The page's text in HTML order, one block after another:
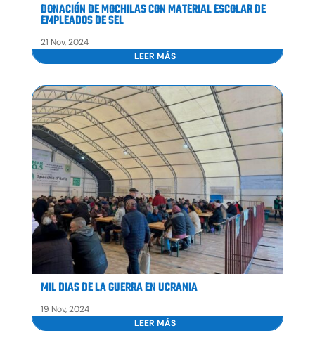
DONACIÓN DE MOCHILAS CON MATERIAL ESCOLAR DE
EMPLEADOS DE SEL
21 Nov, 2024
LEER MÁS
MIL DIAS DE LA GUERRA EN UCRANIA
19 Nov, 2024
LEER MÁS